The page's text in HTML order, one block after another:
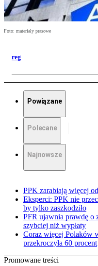
Foto: materiały prasowe
reg
Powiązane
Polecane
Najnowsze
PPK zarabiają więcej
Eksperci: PPK nie
by tylko zaszkodziło
PFR ujawnia prawdę o
szybciej niż wypłaty
Coraz więcej Polaków
przekroczyła 60 procent
Promowane treści